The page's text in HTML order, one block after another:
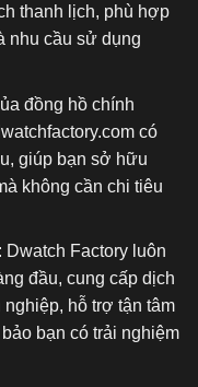
thanh lịch, phù hợp
nhu cầu sử dụng
đồng hồ chính
có
giúp bạn sở hữu
không cần chi tiêu
Dwatch Factory luôn
đầu, cung cấp dịch
hỗ trợ tận tâm
bạn có trải nghiệm